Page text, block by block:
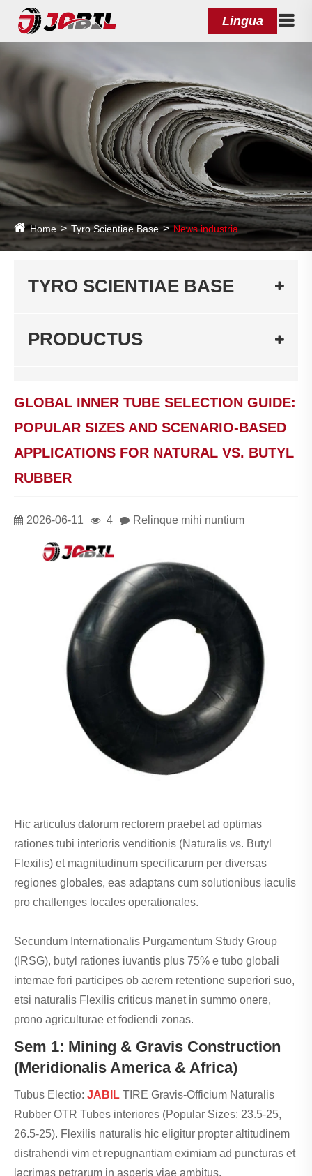
Lingua
Home Tyro Scientiae Base News industria
TYRO SCIENTIAE BASE
PRODUCTUS
GLOBAL INNER TUBE SELECTION GUIDE:
POPULAR SIZES AND SCENARIO-BASED
APPLICATIONS FOR NATURAL VS. BUTYL
RUBBER
2026-06-11 4 Relinque mihi nuntium
Hic articulus datorum rectorem praebet ad optimas
rationes tubi interioris venditionis (Naturalis vs. Butyl
Flexilis) et magnitudinum specificarum per diversas
regiones globales, eas adaptans cum solutionibus iaculis
pro challenges locales operationales.
Secundum Internationalis Purgamentum Study Group
(IRSG), butyl rationes iuvantis plus 75% e tubo globali
internae fori participes ob aerem retentione superiori suo,
etsi naturalis Flexilis criticus manet in summo onere,
prono agriculturae et fodiendi zonas.
Sem 1: Mining & Gravis Construction
(Meridionalis America & Africa)
Tubus Electio: JABIL TIRE Gravis-Officium Naturalis
Rubber OTR Tubes interiores (Popular Sizes: 23.5-25,
26.5-25). Flexilis naturalis hic eligitur propter altitudinem
distrahendi vim et repugnantiam eximiam ad puncturas et
lacrimas petrarum in asperis viae ambitus.